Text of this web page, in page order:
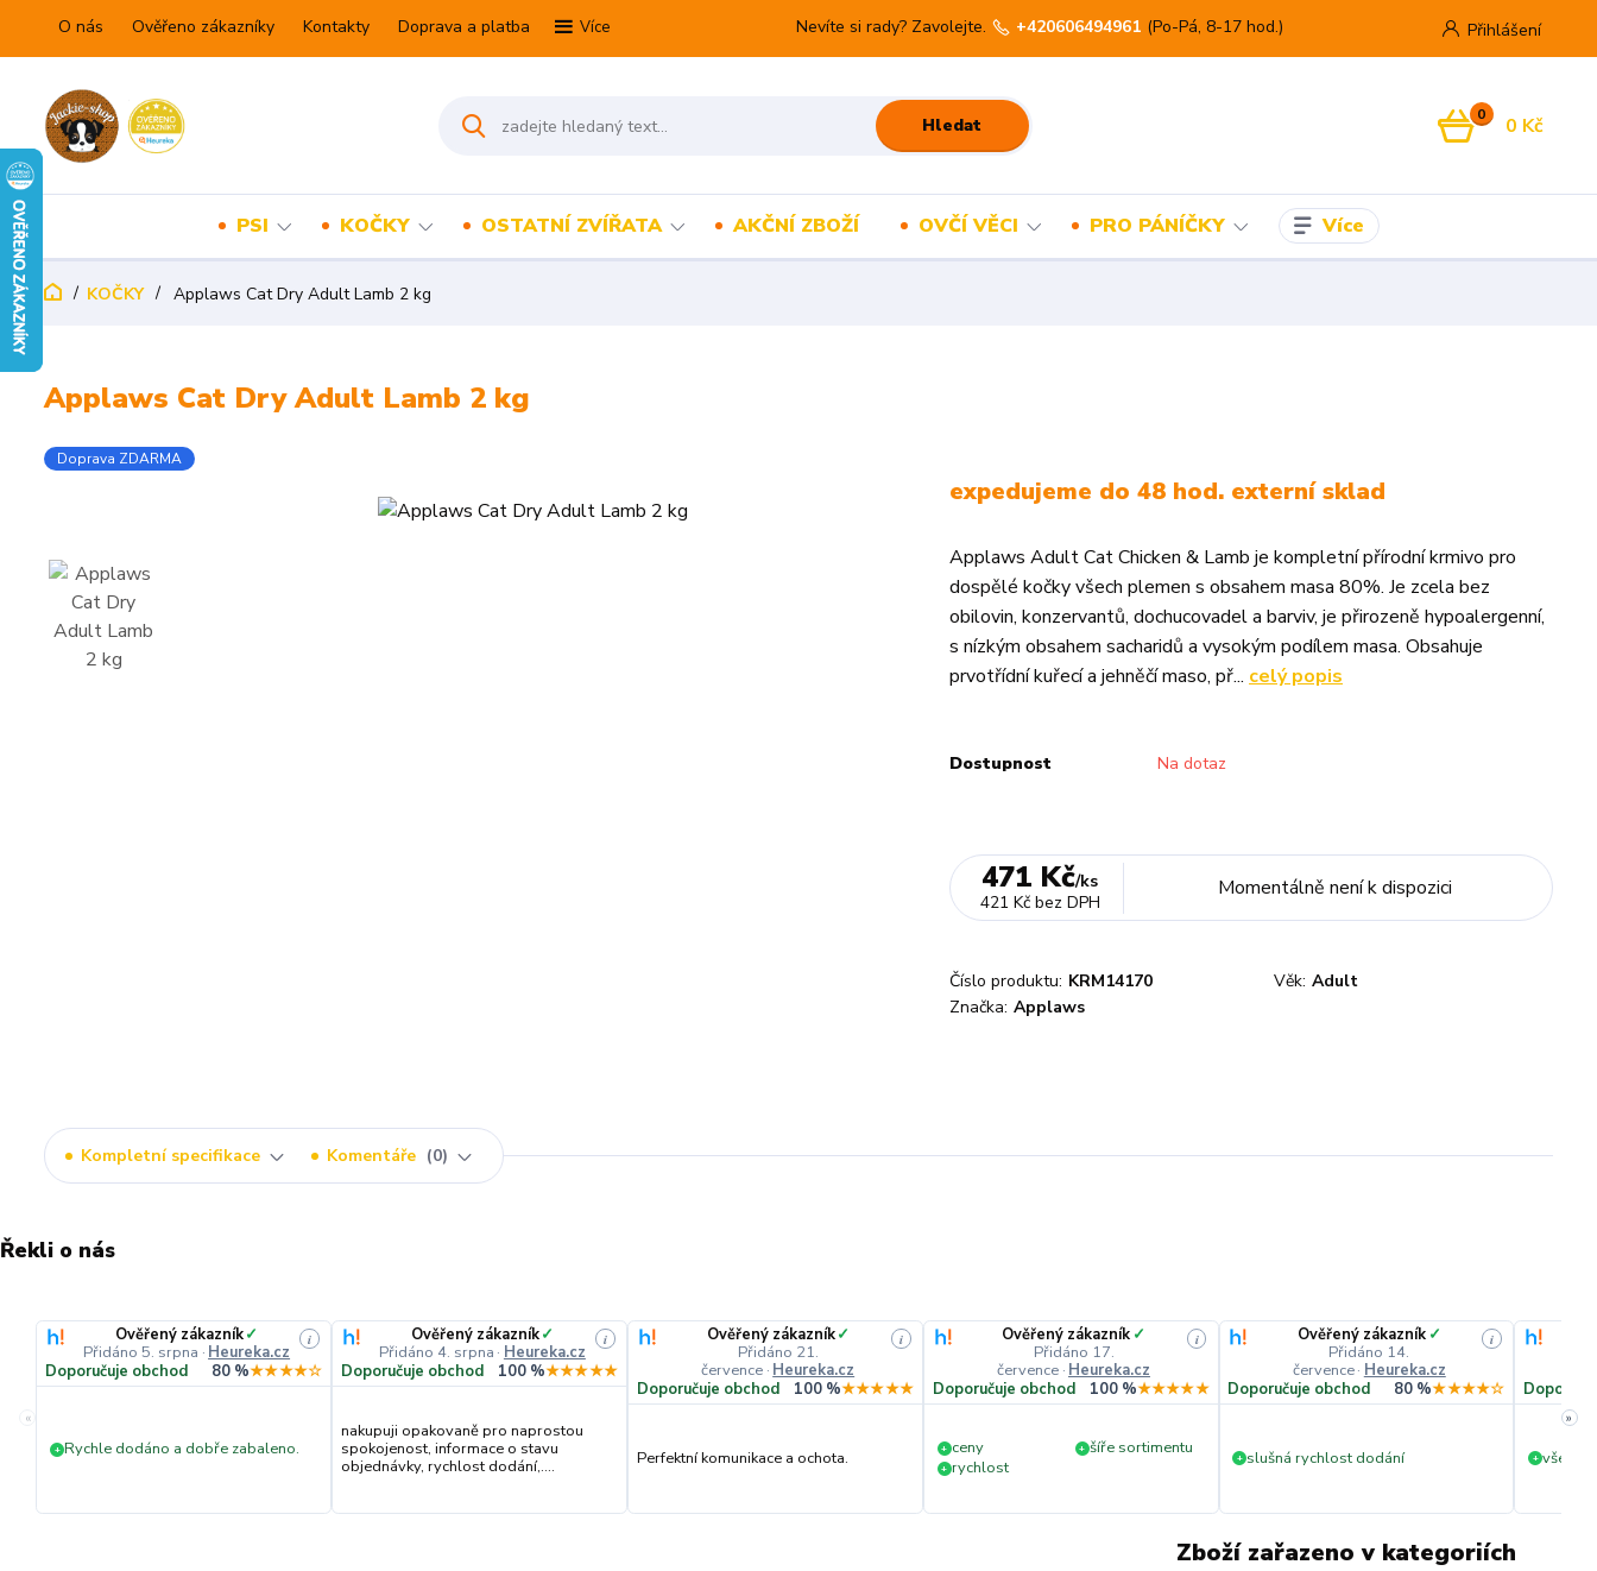
O nás Ověřeno zákazníky Kontakty Doprava a platba Více Přihlášení
Hledat
Nevíte si rady? Zavolejte. +420606494961 (Po-Pá, 8-17 hod.)
0 0 Kč
PSI KOČKY OSTATNÍ ZVÍŘATA AKČNÍ ZBOŽÍ OVČÍ VĚCI PRO PÁNÍČKY Více
KOČKY Applaws Cat Dry Adult Lamb 2 kg
Applaws Cat Dry Adult Lamb 2 kg
Doprava ZDARMA
expedujeme do 48 hod. externí sklad
Applaws Adult Cat Chicken & Lamb je kompletní přírodní krmivo pro
dospělé kočky všech plemen s obsahem masa 80%. Je zcela bez
obilovin, konzervantů, dochucovadel a barviv, je přirozeně hypoalergenní,
s nízkým obsahem sacharidů a vysokým podílem masa. Obsahuje
prvotřídní kuřecí a jehněčí maso, př... celý popis
Dostupnost Na dotaz
471 Kč/ks
421 Kč bez DPH
Momentálně není k dispozici
Číslo produktu: KRM14170 Věk: Adult
Značka: Applaws
Kompletní specifikace Komentáře 0
Řekli o nás
«
Ověřený zákazník✓
Přidáno 5. srpna · Heureka.cz
i
Doporučuje obchod 80 %★★★★☆
+ Rychle dodáno a dobře zabaleno.
Ověřený zákazník✓
Přidáno 4. srpna · Heureka.cz
i
Doporučuje obchod 100 %★★★★★
nakupuji opakovaně pro naprostou
spokojenost, informace o stavu
objednávky, rychlost dodání,....
Ověřený zákazník✓
Přidáno 21.
července · Heureka.cz
i
Doporučuje obchod 100 %★★★★★
Perfektní komunikace a ochota.
Ověřený zákazník ✓
Přidáno 17.
července · Heureka.cz
i
Doporučuje obchod 100 %★★★★★
+ ceny + šíře sortimentu
+ rychlost
Ověřený zákazník ✓
Přidáno 14.
července· Heureka.cz
i
Doporučuje obchod 80 %★★★★☆
+ slušná rychlost dodání + vše v
»
Zboží zařazeno v kategoriích